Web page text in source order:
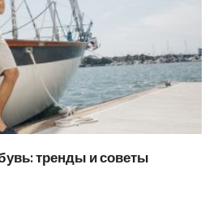
тренды и советы